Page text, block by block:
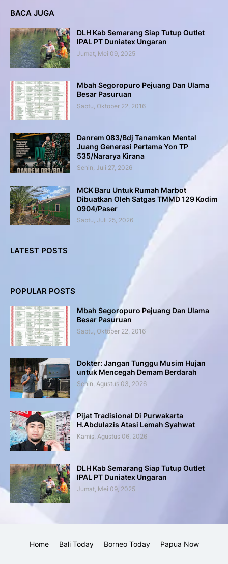
BACA JUGA
DLH Kab Semarang Siap Tutup Outlet
IPAL PT Duniatex Ungaran
Jumat, Mei 09, 2025
Mbah Segoropuro Pejuang Dan Ulama
Besar Pasuruan
Sabtu, Oktober 22, 2016
Danrem 083/Bdj Tanamkan Mental
Juang Generasi Pertama Yon TP
535/Nararya Kirana
Senin, Juli 27, 2026
MCK Baru Untuk Rumah Marbot
Dibuatkan Oleh Satgas TMMD 129 Kodim
0904/Paser
Sabtu, Juli 25, 2026
LATEST POSTS
POPULAR POSTS
Mbah Segoropuro Pejuang Dan Ulama
Besar Pasuruan
Sabtu, Oktober 22, 2016
Dokter: Jangan Tunggu Musim Hujan
untuk Mencegah Demam Berdarah
Senin, Agustus 03, 2026
Pijat Tradisional Di Purwakarta
H.Abdulazis Atasi Lemah Syahwat
Kamis, Agustus 06, 2026
DLH Kab Semarang Siap Tutup Outlet
IPAL PT Duniatex Ungaran
Jumat, Mei 09, 2025
Home Bali Today Borneo Today Papua Now